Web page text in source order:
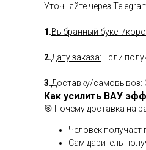
Уточняйте через
1.Выбранный букет/
2.Дату заказа: Если
3.Доставку/самовывоз:
Как усилить ВАУ
🎯 Почему доставка на
Человек получает
Сам даритель